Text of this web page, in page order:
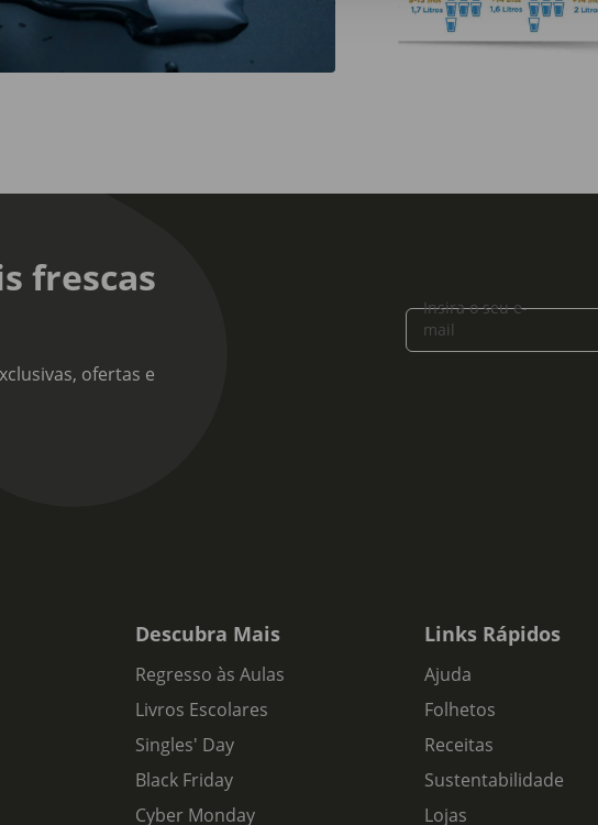
frescas
ofertas e
Insira o seu e-
mail
Descubra Mais
Regresso às Aulas
Livros Escolares
Singles' Day
Black Friday
Cyber Monday
Links Rápidos
Ajuda
Folhetos
Receitas
Sustentabilidade
Lojas